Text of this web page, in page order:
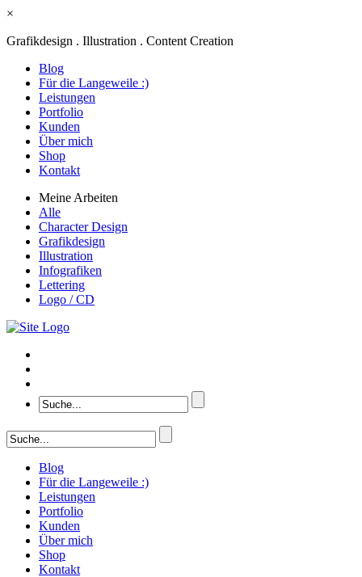
×
Grafikdesign . Illustration . Content Creation
Blog
Für die Langeweile :)
Leistungen
Portfolio
Kunden
Über mich
Shop
Kontakt
Meine Arbeiten
Alle
Character Design
Grafikdesign
Illustration
Infografiken
Lettering
Logo / CD
Blog
Für die Langeweile :)
Leistungen
Portfolio
Kunden
Über mich
Shop
Kontakt